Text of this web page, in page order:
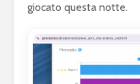
giocato questa notte.